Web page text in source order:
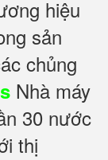
hiệu
sản
chủng
Nhà máy
30 nước
thị